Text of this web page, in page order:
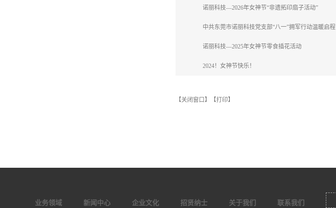
诺丽科技—2026年女神节“非遗拓印扇子活动”
中共东莞市诺丽科技党支部“八一”拥军行动温暖启程
诺丽科技—2025年女神节零食插花活动
2024！女神节快乐！
【关闭窗口】 【打印】
业务领域 新闻中心 企业文化 招贤纳士 关于我们 联系我们